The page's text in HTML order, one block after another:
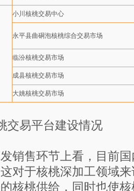
小川核桃交易中心
永平县曲硐泡核桃综合交易市场
临汾核桃交易市场
成县核桃交易市场
大姚核桃交易市场
易平台建设情况
售环节上看，目前国
对于核桃深加工领域
核桃供给，同时也使